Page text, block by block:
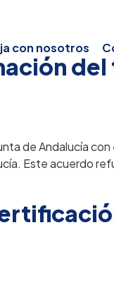
con nosotros
de Andalucía
Este acuerdo